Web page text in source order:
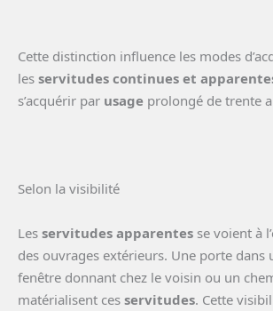
Cette distinction influence les modes
les servitudes continues et
s’acquérir par usage prolongé de trente
Selon la visibilité
Les servitudes apparentes se voient à
des ouvrages extérieurs. Une porte dans
fenêtre donnant chez le voisin ou un
matérialisent ces servitudes. Cette